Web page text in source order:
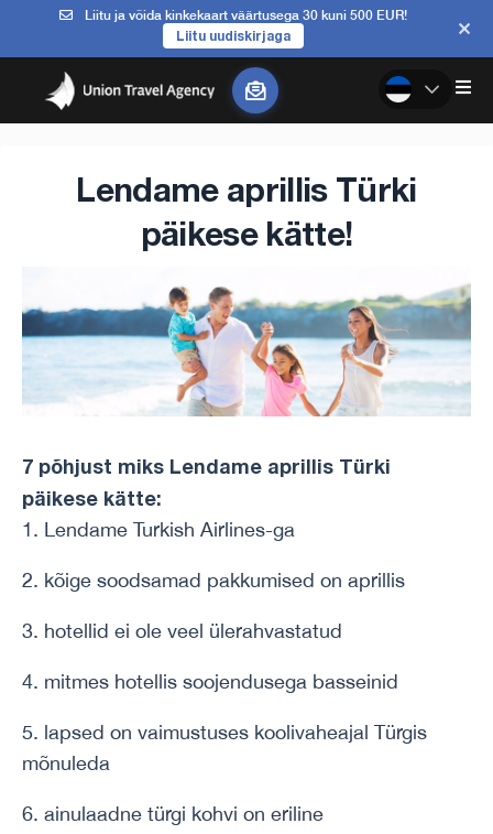
Liitu ja võida kinkekaart väärtusega 30 kuni 500 EUR!
Liitu uudiskirjaga
Lendame aprillis Türki
päikese kätte!
7 põhjust miks Lendame aprillis Türki
päikese kätte:
1. Lendame Turkish Airlines-ga
2. kõige soodsamad pakkumised on aprillis
3. hotellid ei ole veel ülerahvastatud
4. mitmes hotellis soojendusega basseinid
5. lapsed on vaimustuses koolivaheajal Türgis
mõnuleda
6. ainulaadne türgi kohvi on eriline